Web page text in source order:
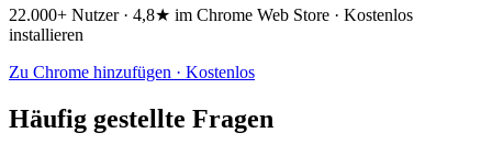
22.000+ Nutzer · 4,8★ im Chrome Web Store · Kostenlos
installieren
Zu Chrome hinzufügen · Kostenlos
Häufig gestellte Fragen